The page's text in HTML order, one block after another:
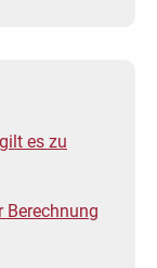
es zu
Berechnung